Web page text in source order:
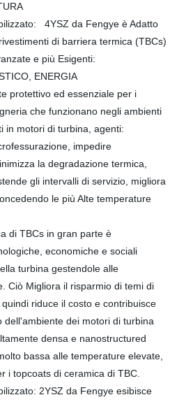
4YSZ da Fengye è Adatto
di barriera termica (TBCs)
e più Esigenti:
ENERGIA
protettivo ed essenziale per i
che funzionano negli ambienti
in motori di turbina, agenti:
impedire
la degradazione termica,
gli intervalli di servizio, migliora
le più Alte temperature
di TBCs in gran parte è
economiche e sociali
turbina gestendole alle
Ciò Migliora il risparmio di temi di
riduce il costo e contribuisce
dell'ambiente dei motori di turbina
densa e nanostructured
bassa alle temperature elevate,
i topcoats di ceramica di TBC.
2YSZ da Fengye esibisce